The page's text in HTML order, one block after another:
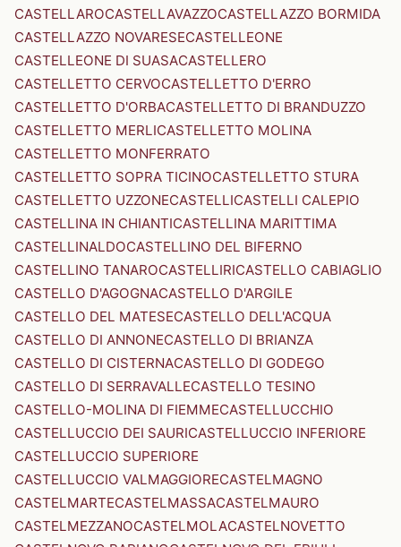
CASTELLAROCASTELLAVAZZOCASTELLAZZO BORMIDA
CASTELLAZZO NOVARESECASTELLEONE
CASTELLEONE DI SUASACASTELLERO
CASTELLETTO CERVOCASTELLETTO D'ERRO
CASTELLETTO D'ORBACASTELLETTO DI BRANDUZZO
CASTELLETTO MERLICASTELLETTO MOLINA
CASTELLETTO MONFERRATO
CASTELLETTO SOPRA TICINOCASTELLETTO STURA
CASTELLETTO UZZONECASTELLICASTELLI CALEPIO
CASTELLINA IN CHIANTICASTELLINA MARITTIMA
CASTELLINALDOCASTELLINO DEL BIFERNO
CASTELLINO TANAROCASTELLIRICASTELLO CABIAGLIO
CASTELLO D'AGOGNACASTELLO D'ARGILE
CASTELLO DEL MATESECASTELLO DELL'ACQUA
CASTELLO DI ANNONECASTELLO DI BRIANZA
CASTELLO DI CISTERNACASTELLO DI GODEGO
CASTELLO DI SERRAVALLECASTELLO TESINO
CASTELLO-MOLINA DI FIEMMECASTELLUCCHIO
CASTELLUCCIO DEI SAURICASTELLUCCIO INFERIORE
CASTELLUCCIO SUPERIORE
CASTELLUCCIO VALMAGGIORECASTELMAGNO
CASTELMARTECASTELMASSACASTELMAURO
CASTELMEZZANOCASTELMOLACASTELNOVETTO